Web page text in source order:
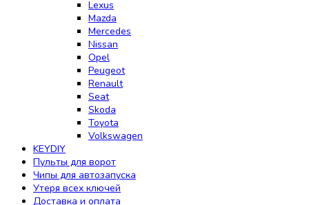
Lexus
Mazda
Mercedes
Nissan
Opel
Peugeot
Renault
Seat
Skoda
Toyota
Volkswagen
KEYDIY
Пульты для ворот
Чипы для автозапуска
Утеря всех ключей
Доставка и оплата